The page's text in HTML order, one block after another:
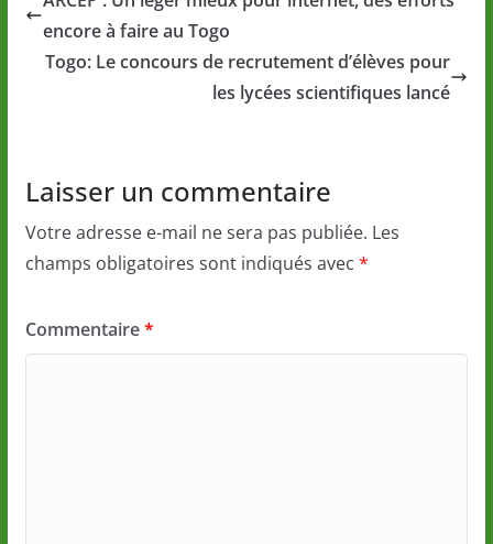
encore à faire au Togo
Togo: Le concours de recrutement d’élèves pour
les lycées scientifiques lancé
Laisser un commentaire
Votre adresse e-mail ne sera pas publiée. Les
champs obligatoires sont indiqués avec *
Commentaire*